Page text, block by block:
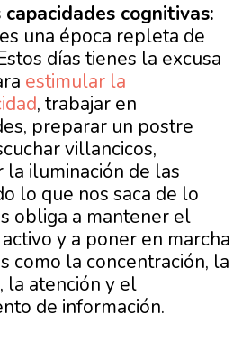
cognitivas:
una época repleta de
días tienes la excusa
estimular la
, trabajar en
preparar un postre
villancicos,
iluminación de las
lo que nos saca de lo
obliga a mantener el
y a poner en marcha
como la concentración, la
la atención y el
de información.